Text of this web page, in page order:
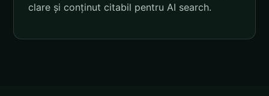
clare și conținut citabil pentru AI search.